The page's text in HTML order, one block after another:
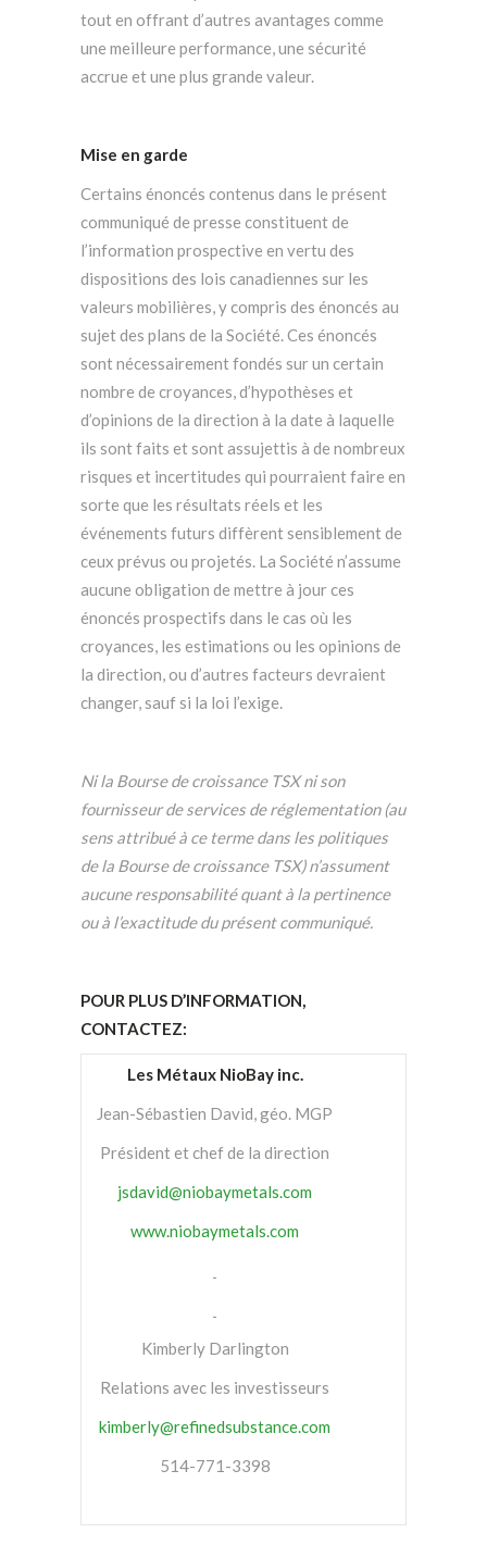
tout en offrant d’autres avantages comme
une meilleure performance, une sécurité
accrue et une plus grande valeur.
Mise en garde
Certains énoncés contenus dans le présent
communiqué de presse constituent de
l’information prospective en vertu des
dispositions des lois canadiennes sur les
valeurs mobilières, y compris des énoncés au
sujet des plans de la Société. Ces énoncés
sont nécessairement fondés sur un certain
nombre de croyances, d’hypothèses et
d’opinions de la direction à la date à laquelle
ils sont faits et sont assujettis à de nombreux
risques et incertitudes qui pourraient faire en
sorte que les résultats réels et les
événements futurs diffèrent sensiblement de
ceux prévus ou projetés. La Société n’assume
aucune obligation de mettre à jour ces
énoncés prospectifs dans le cas où les
croyances, les estimations ou les opinions de
la direction, ou d’autres facteurs devraient
changer, sauf si la loi l’exige.
Ni la Bourse de croissance TSX ni son
fournisseur de services de réglementation (au
sens attribué à ce terme dans les politiques
de la Bourse de croissance TSX) n’assument
aucune responsabilité quant à la pertinence
ou à l’exactitude du présent communiqué.
POUR PLUS D’INFORMATION,
CONTACTEZ:
Les Métaux NioBay inc.
Jean-Sébastien David, géo. MGP
Président et chef de la direction
jsdavid@niobaymetals.com
www.niobaymetals.com
Kimberly Darlington
Relations avec les investisseurs
kimberly@refinedsubstance.com
514-771-3398